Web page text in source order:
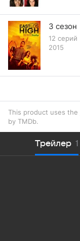
3 сезон
12 серий
2015
This product uses the
by TMDb.
Трейлер 1